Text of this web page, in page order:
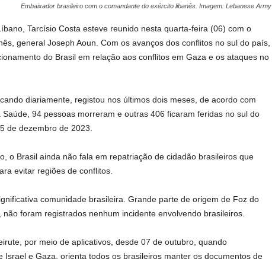
Embaixador brasileiro com o comandante do exército libanês. Imagem: Lebanese Army
Tarcísio Costa esteve reunido nesta quarta-feira (06) com o
general Joseph Aoun. Com os avanços dos conflitos no sul do país,
do Brasil em relação aos conflitos em Gaza e os ataques no
diariamente, registou nos últimos dois meses, de acordo com
94 pessoas morreram e outras 406 ficaram feridas no sul do
de dezembro de 2023.
o Brasil ainda não fala em repatriação de cidadão brasileiros que
evitar regiões de conflitos.
comunidade brasileira. Grande parte de origem de Foz do
foram registrados nenhum incidente envolvendo brasileiros.
por meio de aplicativos, desde 07 de outubro, quando
Israel e Gaza, orienta todos os brasileiros manter os documentos de